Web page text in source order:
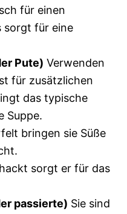
für einen
sorgt für eine
Pute) Verwenden
für zusätzlichen
das typische
Suppe.
bringen sie Süße
sorgt er für das
passierte) Sie sind